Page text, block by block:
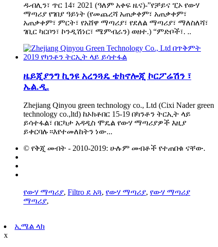
ዱብሊን፣ ጥር 14፣ 2021 (ዓለም አቀፍ ዜና)-”የቻይና ፒኦ የውሃ
ማጣሪያ የገበያ ዓይነት (የመጨረሻ አጠቃቀም፣ አጠቃቀም፣
አጠቃቀም፣ ምርት፣ የአሸዋ ማጣሪያ፣ የደለል ማጣሪያ፣ ማለስለሻ፣
ገቢር ካርቦን፣ ኮንዲሽነር፣ ሜምብራን) ወዘተ.) “ምድቦች፣. ..
ዜይጂያንግ ኪንዩ አረንጓዴ ቴክኖሎጂ ኮርፖሬሽን ፣
ኤል.ዲ.
Zhejiang Qinyou green technology co., Ltd (Cixi Nader green
technology co.,ltd) ከኦክቶበር 15-19 በካንቶን ትርኢት ላይ
ይሳተፋል፣ በርካታ አዳዲስ ሞዴል የውሃ ማጣሪያዎች እዚያ
ይቀርባሉ።እየተመለከትን ነው...
© የቅጂ መብት - 2010-2019: ሁሉም መብቶች የተጠበቁ ናቸው.
የውሃ ማጣሪያ, Filtro ደ አጓ, የውሃ ማጣሪያ, የውሃ ማጣሪያ
ማጣሪያ,
ኢሜል ላክ
x